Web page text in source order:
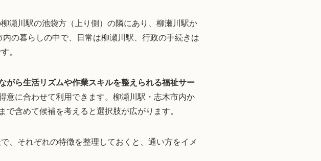
瀬川駅の池袋方（上り側）の隣にあり、柳瀬川駅か
の暮らしの中で、日常は柳瀬川駅、行政の手続きは
。
がら生活リズムや作業スキルを整えられる福祉サー
意に合わせて利用できます。柳瀬川駅・志木市内か
含めて候補を考えると選択肢が広がります。
、それぞれの特徴を整理しておくと、通い方をイメ